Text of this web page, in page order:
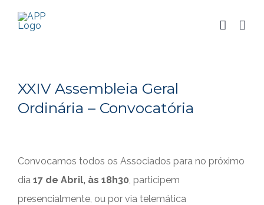
XXIV Assembleia Geral
Ordinária – Convocatória
Larger
Image
Convocamos todos os Associados para no próximo
dia 17 de Abril, às 18h30, participem
presencialmente, ou por via telemática
Saiba mais